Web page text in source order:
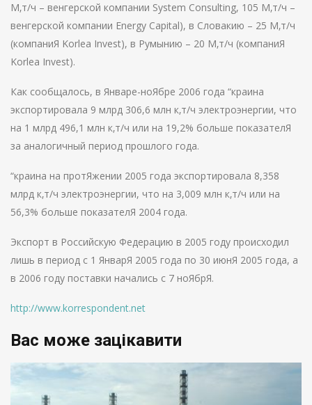
М‚т/ч – венгерской компании System Consulting, 105 М‚т/ч –
венгерской компании Energy Capital), в Словакию – 25 М‚т/ч
(компаниЯ Korlea Invest), в Румынию – 20 М‚т/ч (компаниЯ
Korlea Invest).
Как сообщалось, в Январе-ноЯбре 2006 года “краина
экспортировала 9 млрд 306,6 млн к‚т/ч электроэнергии, что
на 1 млрд 496,1 млн к‚т/ч или на 19,2% больше показателЯ
за аналогичный период прошлого года.
“краина на протЯжении 2005 года экспортировала 8,358
млрд к‚т/ч электроэнергии, что на 3,009 млн к‚т/ч или на
56,3% больше показателЯ 2004 года.
Экспорт в Российскую Федерацию в 2005 году происходил
лишь в период с 1 ЯнварЯ 2005 года по 30 июнЯ 2005 года, а
в 2006 году поставки начались с 7 ноЯбрЯ.
http://www.korrespondent.net
Вас може зацікавити